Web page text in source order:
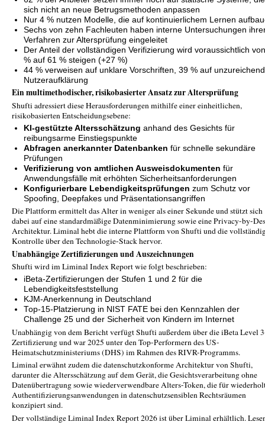
sich nicht an neue Betrugsmethoden anpassen
Nur 4 % nutzen Modelle, die auf kontinuierlichem Lernen
Sechs von zehn Fachleuten haben interne Untersuchungen
Verfahren zur Altersprüfung eingeleitet
Der Anteil der vollständigen Verifizierung wird voraussichtlich
% auf 61 % steigen (+27 %)
44 % verweisen auf unklare Vorschriften, 39 % auf
Nutzeraufklärung
Ein multimethodischer, risikobasierter Ansatz zur Altersprüfung
Shufti adressiert diese Herausforderungen mithilfe einer einheitlichen,
risikobasierten Entscheidungsebene:
KI-gestützte Altersschätzung anhand des Gesichts für
reibungsarme Einstiegspunkte
Abfragen anerkannter Datenbanken für schnelle sekundäre
Prüfungen
Verifizierung von amtlichen Ausweisdokumenten für
Anwendungsfälle mit erhöhten Sicherheitsanforderungen
Konfigurierbare Lebendigkeitsprüfungen zum Schutz vor
Spoofing, Deepfakes und Präsentationsangriffen
Die Plattform ermittelt das Alter in weniger als einer Sekunde und stützt sich
dabei auf eine standardmäßige Datenminimierung sowie eine Privacy-by-
Architektur. Liminal hebt die interne Plattform von Shufti und die
Kontrolle über den Technologie-Stack hervor.
Unabhängige Zertifizierungen und Auszeichnungen
Shufti wird im Liminal Index Report wie folgt beschrieben:
iBeta-Zertifizierungen der Stufen 1 und 2 für die
Lebendigkeitsfeststellung
KJM-Anerkennung in Deutschland
Top-15-Platzierung in NIST FATE bei den Kennzahlen der
Challenge 25 und der Sicherheit von Kindern im Internet
Unabhängig von dem Bericht verfügt Shufti außerdem über die iBeta Level
Zertifizierung und war 2025 unter den Top-Performern des US-
Heimatschutzministeriums (DHS) im Rahmen des RIVR-Programms.
Liminal erwähnt zudem die datenschutzkonforme Architektur von Shufti,
darunter die Altersschätzung auf dem Gerät, die Gesichtsverarbeitung ohne
Datenübertragung sowie wiederverwendbare Alters-Token, die für
Authentifizierungsanwendungen in datenschutzsensiblen Rechtsräumen
konzipiert sind.
Der vollständige Liminal Index Report 2026 ist über Liminal erhältlich.